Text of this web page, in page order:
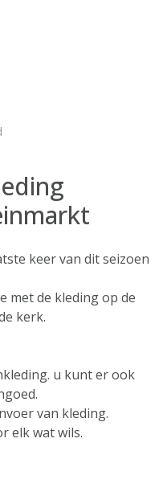
keer van dit seizoen
met de kleding op de
kerk.
u kunt er ook
van kleding.
elk wat wils.